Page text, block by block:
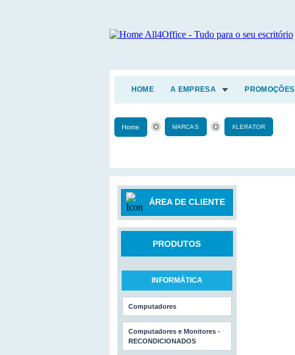
HOME A EMPRESA PROMOÇÕES
Home MARCAS XLERATOR
ÁREA DE CLIENTE
PRODUTOS
INFORMÁTICA
Computadores
Computadores e Monitores -
RECONDICIONADOS